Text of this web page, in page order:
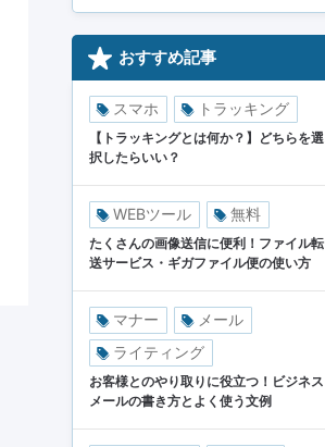
おすすめ記事
スマホ トラッキング
【トラッキングとは何か？】どちらを選
択したらいい？
WEBツール 無料
たくさんの画像送信に便利！ファイル転
送サービス・ギガファイル便の使い方
マナー
メール
ライティング
お客様とのやり取りに役立つ！ビジネス
メールの書き方とよく使う文例